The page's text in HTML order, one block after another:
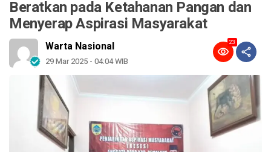
Beratkan pada Ketahanan Pangan dan
Menyerap Aspirasi Masyarakat
Warta Nasional
29 Mar 2025 - 04:04 WIB
23